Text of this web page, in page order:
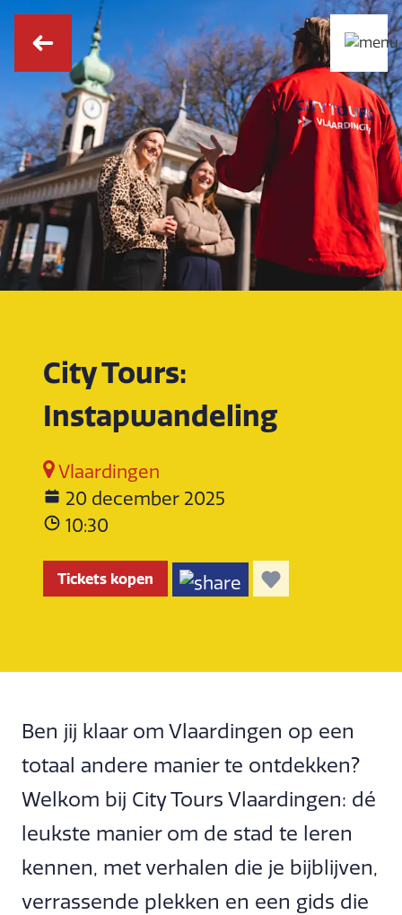
City Tours:
Instapwandeling
Vlaardingen
20 december 2025
10:30
Tickets kopen
Ben jij klaar om Vlaardingen op een
totaal andere manier te ontdekken?
Welkom bij City Tours Vlaardingen: dé
leukste manier om de stad te leren
kennen, met verhalen die je bijblijven,
verrassende plekken en een gids die